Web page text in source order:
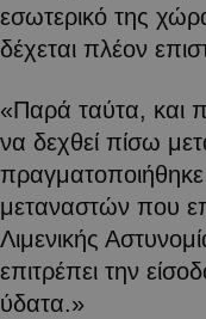
εσωτερικό της
δέχεται πλέον
«Παρά ταύτα, και
να δεχθεί πίσω
μεταναστών που
Λιμενικής
επιτρέπει την
ύδατα.»